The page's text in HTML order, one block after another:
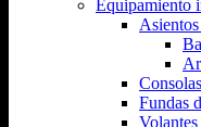
Equipamiento
Fundas